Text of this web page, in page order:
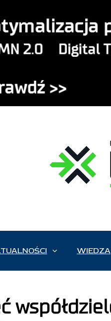
WIEDZA